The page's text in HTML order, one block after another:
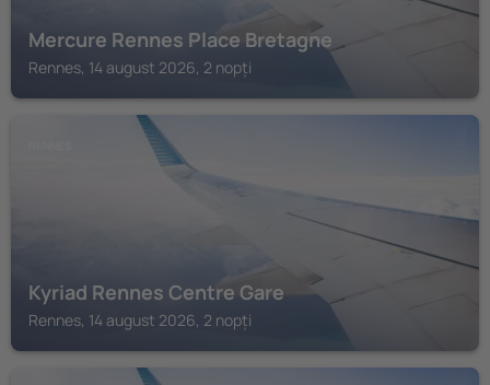
Mercure Rennes Place Bretagne
Rennes, 14 august 2026, 2 nopți
Kyriad Rennes Centre Gare
Rennes, 14 august 2026, 2 nopți